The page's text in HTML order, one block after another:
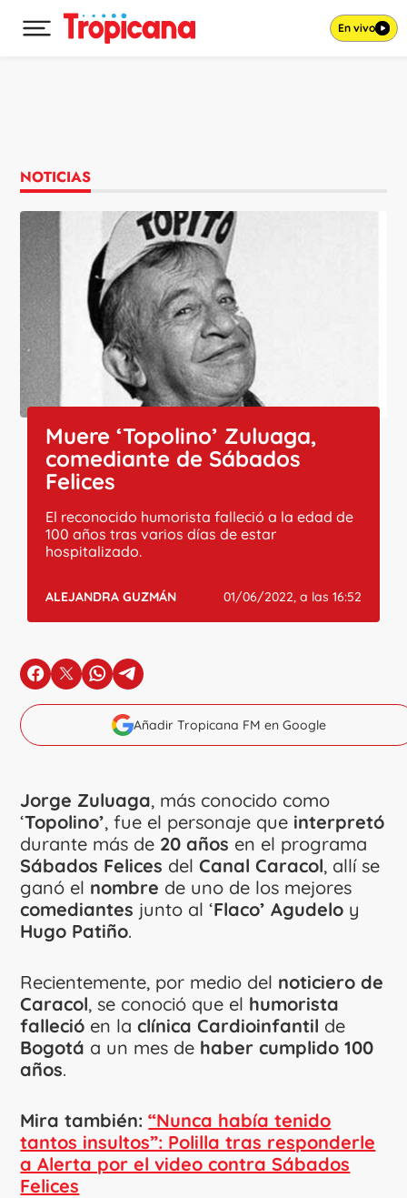
Desplegar menú principal En vivo
NOTICIAS
Muere ‘Topolino’ Zuluaga,
comediante de Sábados
Felices
El reconocido humorista falleció a la edad de
100 años tras varios días de estar
hospitalizado.
ALEJANDRA GUZMÁN 01/06/2022, a las 16:52
en Facebook
en Xen Whatsapp
en Telegram
Añadir Tropicana FM en Google
Jorge Zuluaga, más conocido como
‘Topolino’, fue el personaje que interpretó
durante más de 20 años en el programa
Sábados Felices delCanal Caracol, allí se
ganó el nombre de uno de los mejores
comediantes junto al ‘Flaco’ Agudelo y
Hugo Patiño.
Recientemente, por medio del noticiero de
Caracol, se conoció que el humorista
falleció en laclínica Cardioinfantil de
Bogotá a un mes de haber cumplido 100
años.
Mira también:“Nunca había tenido
tantos insultos”: Polilla tras responderle
a Alerta por el video contra Sábados
Felices